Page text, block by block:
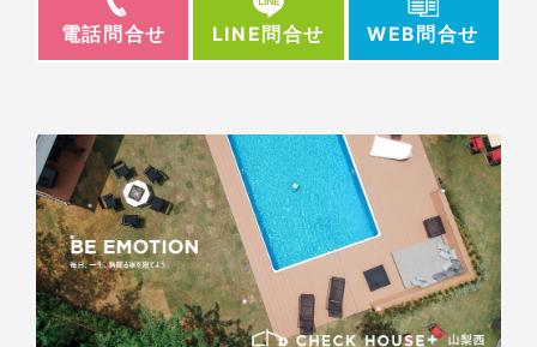
電話問合せ LINE問合せ WEB問合せ